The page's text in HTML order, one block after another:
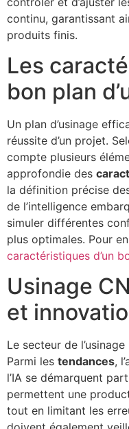
continu, garantissant
produits finis.
Les
bon plan
Un plan d’usinage
réussite d’un projet.
compte plusieurs
approfondie des
la définition précise
de l’intelligence
simuler différentes
plus optimales. Pour
caractéristiques d’un
Usinage
et
Le secteur de
Parmi les tendances,
l’IA se démarquent
permettent une
tout en limitant les